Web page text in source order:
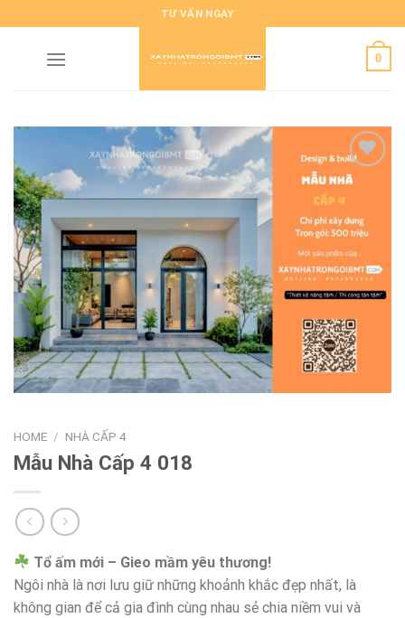
to
content
TƯ VẤN NGAY
0
HOME / NHÀ CẤP 4
Mẫu Nhà Cấp 4 018
Tổ ấm mới – Gieo mầm yêu thương!
Ngôi nhà là nơi lưu giữ những khoảnh khắc đẹp nhất, là
không gian để cả gia đình cùng nhau sẻ chia niềm vui và